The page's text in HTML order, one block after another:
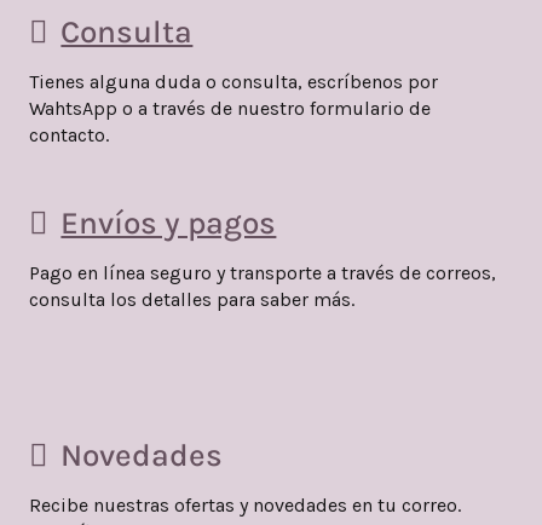
Consulta
Tienes alguna duda o consulta, escríbenos por
WahtsApp o a través de nuestro formulario de
contacto.
Envíos y pagos
Pago en línea seguro y transporte a través de correos,
consulta los detalles para saber más.
Novedades
Recibe nuestras ofertas y novedades en tu correo.